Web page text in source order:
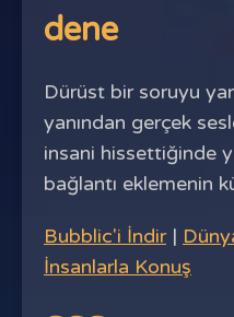
dene
Dürüst bir soruyu
yanından gerçek
insani hissettiğinde
bağlantı eklemenin
Bubblic'i İndir|
İnsanlarla Konuş